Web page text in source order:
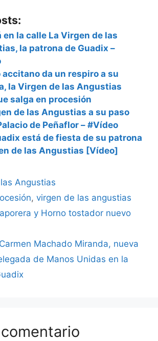
en la calle La Virgen de las
la patrona de Guadix –
accitano da un respiro a su
la Virgen de las Angustias
salga en procesión
de las Angustias a su paso
de Peñaflor – #Vídeo
está de fiesta de su patrona
de las Angustias [Vídeo]
Angustias
,virgen de las angustias
y Horno tostador nuevo
Machado Miranda, nueva
de Manos Unidas en la